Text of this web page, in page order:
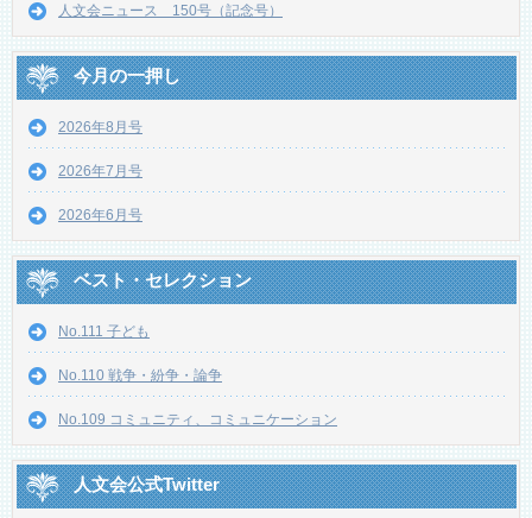
人文会ニュース 150号（記念号）
今月の一押し
2026年8月号
2026年7月号
2026年6月号
ベスト・セレクション
No.111 子ども
No.110 戦争・紛争・論争
No.109 コミュニティ、コミュニケーション
人文会公式Twitter